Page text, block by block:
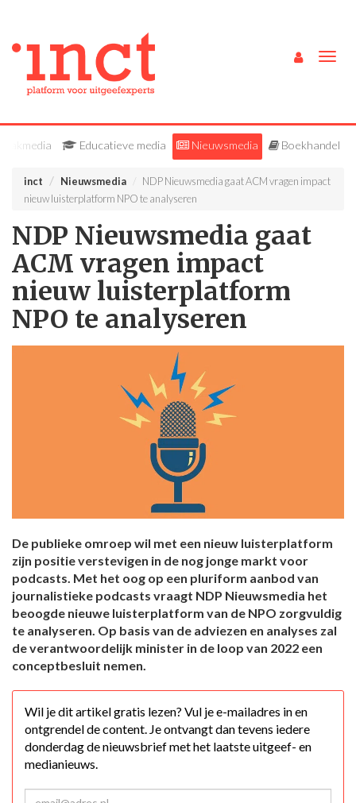
Vakmedia Educatieve media Nieuwsmedia Boekhandel
inct Nieuwsmedia
NDP Nieuwsmedia gaat ACM vragen impact
nieuw luisterplatform NPO te analyseren
NDP Nieuwsmedia gaat
ACM vragen impact
nieuw luisterplatform
NPO te analyseren
De publieke omroep wil met een nieuw luisterplatform
zijn positie verstevigen in de nog jonge markt voor
podcasts. Met het oog op een pluriform aanbod van
journalistieke podcasts vraagt NDP Nieuwsmedia het
beoogde nieuwe luisterplatform van de NPO zorgvuldig
te analyseren. Op basis van de adviezen en analyses zal
de verantwoordelijk minister in de loop van 2022 een
conceptbesluit nemen.
Wil je dit artikel gratis lezen? Vul je e-mailadres in en
ontgrendel de content. Je ontvangt dan tevens iedere
donderdag de nieuwsbrief met het laatste uitgeef- en
medianieuws.